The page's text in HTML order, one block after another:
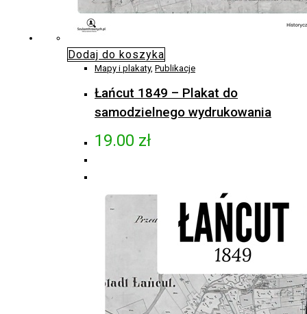
Dodaj do koszyka
Mapy i plakaty, Publikacje
Łańcut 1849 – Plakat do
samodzielnego wydrukowania
19.00 zł